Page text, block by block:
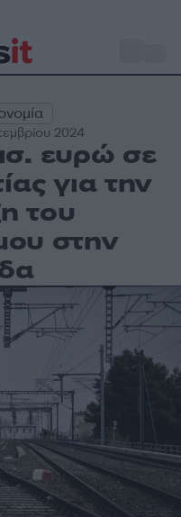
2024
ευρώ σε
για την
του
στην